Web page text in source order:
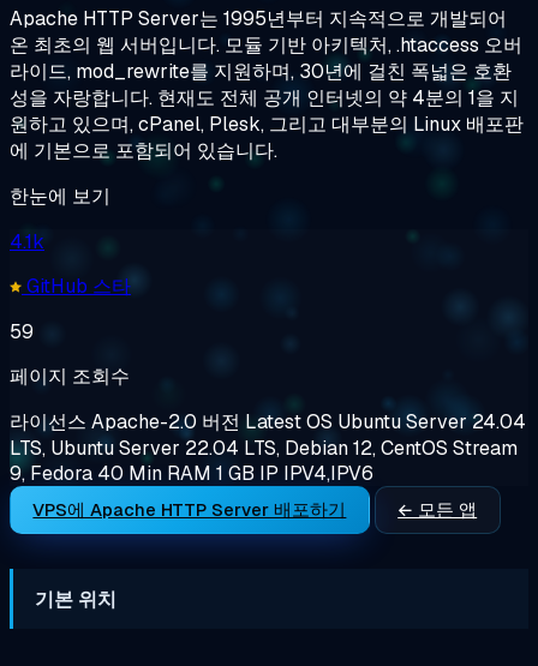
Apache HTTP Server는 1995년부터 지속적으로 개발되어
온 최초의 웹 서버입니다. 모듈 기반 아키텍처, .htaccess 오버
라이드, mod_rewrite를 지원하며, 30년에 걸친 폭넓은 호환
성을 자랑합니다. 현재도 전체 공개 인터넷의 약 4분의 1을 지
원하고 있으며, cPanel, Plesk, 그리고 대부분의 Linux 배포판
에 기본으로 포함되어 있습니다.
한눈에 보기
4.1k
GitHub 스타
59
페이지 조회수
라이선스 Apache-2.0 버전 LatestOS Ubuntu Server 24.04
LTS, Ubuntu Server 22.04 LTS, Debian 12, CentOS Stream
9, Fedora 40 Min RAM 1 GB IP IPV4,IPV6
VPS에 Apache HTTP Server 배포하기 ← 모든 앱
기본 위치